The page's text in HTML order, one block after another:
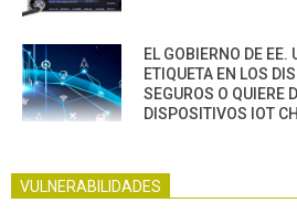
EL GOBIERNO DE EE.
ETIQUETA EN LOS
SEGUROS O QUIERE
DISPOSITIVOS IOT
VULNERABILIDADES